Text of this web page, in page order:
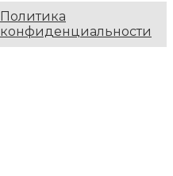
Политика
конфиденциальности